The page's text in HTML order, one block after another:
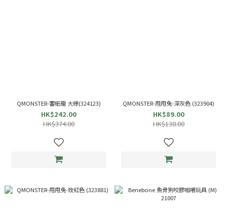
QMONSTER-響紙龍 大綠(324123)
HK$242.00
HK$374.00
QMONSTER-甩甩兔-深灰色 (323904)
HK$89.00
HK$138.00